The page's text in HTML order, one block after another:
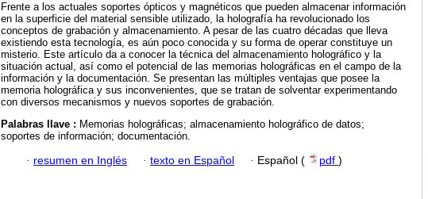
Frente a los actuales soportes ópticos y magnéticos que pueden almacenar información
en la superficie del material sensible utilizado, la holografía ha revolucionado los
conceptos de grabación y almacenamiento. A pesar de las cuatro décadas que lleva
existiendo esta tecnología, es aún poco conocida y su forma de operar constituye un
misterio. Este artículo da a conocer la técnica del almacenamiento holográfico y la
situación actual, así como el potencial de las memorias holográficas en el campo de la
información y la documentación. Se presentan las múltiples ventajas que posee la
memoria holográfica y sus inconvenientes, que se tratan de solventar experimentando
con diversos mecanismos y nuevos soportes de grabación.
Palabras llave : Memorias holográficas; almacenamiento holográfico de datos;
soportes de información; documentación.
· resumen en Inglés · texto en Español · Español ( pdf )